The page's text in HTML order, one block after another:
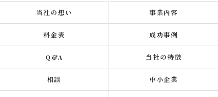
当社の想い 事業内容
料金表 成功事例
Q&A 当社の特徴
相談 中小企業